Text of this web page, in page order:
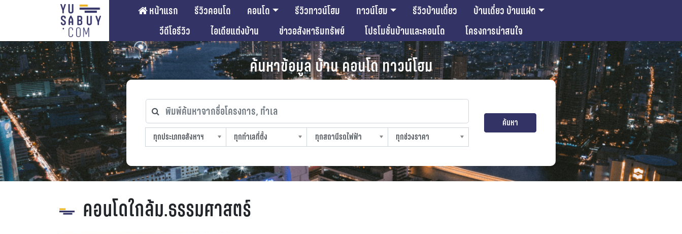
หน้าแรก รีวิวคอนโด คอนโด รีวิวทาวน์โฮม ทาวน์โฮม รีวิวบ้านเดี่ยว
บ้านเดี่ยว บ้านแฝด
วีดีโอรีวิว
ไอเดียแต่งบ้าน ข่าวอสังหาริมทรัพย์ โปรโมชั่นบ้านและคอนโด โครงการน่าสนใจ
ค้นหาข้อมูล บ้าน คอนโด ทาวน์โฮม
พิมพ์ค้นหาจากชื่อโครงการ, ทำเล
ทุกประเภทอสังหาฯ
ทุกประเภทอสังหาฯ
ทุกทำเลที่ตั้ง
ทุกทำเลที่ตั้ง
ทุกสถานีรถไฟฟ้า
ทุกสถานีรถไฟฟ้า
ทุกช่วงราคา
ทุกช่วงราคา
ค้นหา
คอนโดใกล้ม.ธรรมศาสตร์